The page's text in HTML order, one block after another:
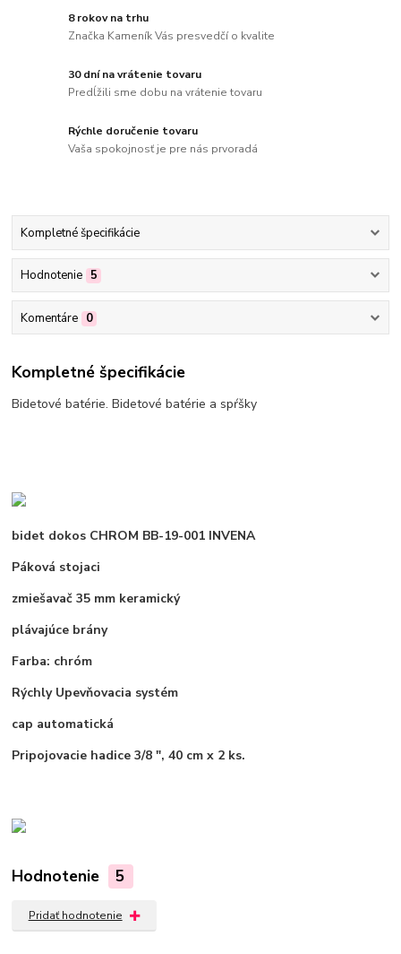
8 rokov na trhu
Značka Kameník Vás presvedčí o kvalite
30 dní na vrátenie tovaru
Predĺžili sme dobu na vrátenie tovaru
Rýchle doručenie tovaru
Vaša spokojnosť je pre nás prvoradá
Kompletné špecifikácie
Hodnotenie 5
Komentáre 0
Kompletné špecifikácie
Bidetové batérie. Bidetové batérie a spŕšky
bidet dokos CHROM BB-19-001 INVENA
Páková stojaci
zmiešavač 35 mm keramický
plávajúce brány
Farba: chróm
Rýchly Upevňovacia systém
cap automatická
Pripojovacie hadice 3/8 ", 40 cm x 2 ks.
Hodnotenie 5
Pridať hodnotenie